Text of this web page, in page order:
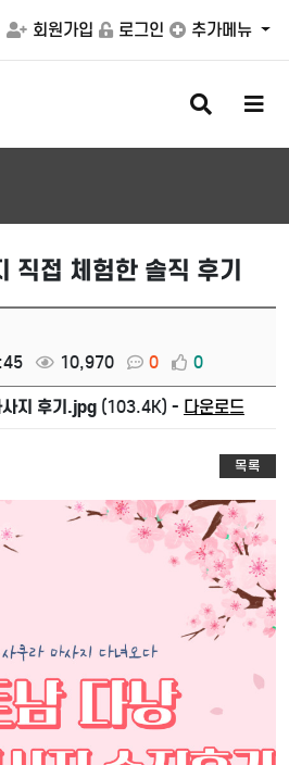
회원가입 로그인 추가메뉴
검
색
버
메
버
직접 체험한 솔직 후기
10,970 0 0
지 후기.jpg (103.4K) - 다운로드
목록